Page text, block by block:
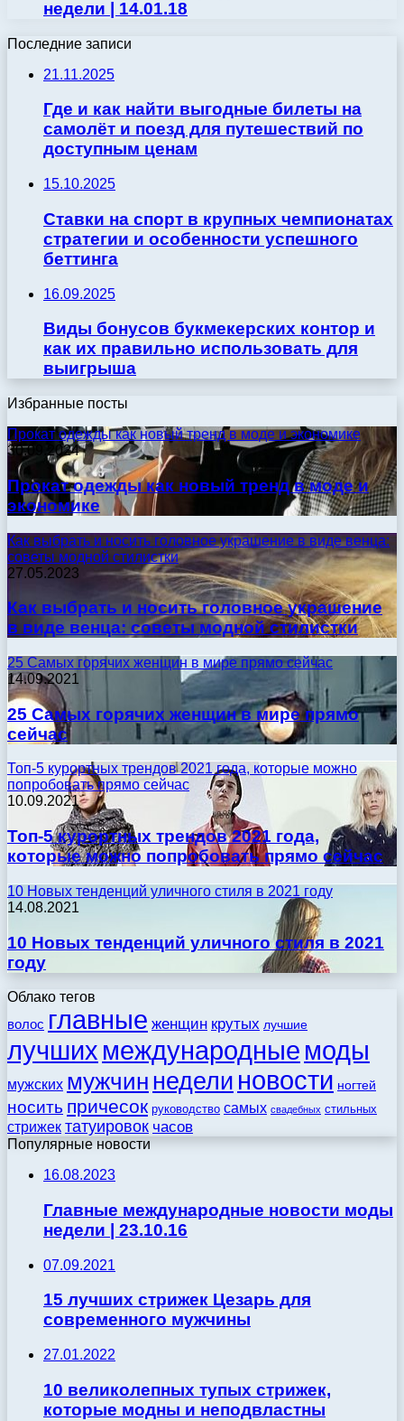
недели | 14.01.18
Последние записи
21.11.2025
Где и как найти выгодные билеты на
самолёт и поезд для путешествий по
доступным ценам
15.10.2025
Ставки на спорт в крупных чемпионатах
стратегии и особенности успешного
беттинга
16.09.2025
Виды бонусов букмекерских контор и
как их правильно использовать для
выигрыша
Избранные посты
Прокат одежды как новый тренд в моде и экономике
30.09.2024
Прокат одежды как новый тренд в моде и
экономике
Как выбрать и носить головное украшение в виде венца:
советы модной стилистки
27.05.2023
Как выбрать и носить головное украшение
в виде венца: советы модной стилистки
25 Самых горячих женщин в мире прямо сейчас
14.09.2021
25 Самых горячих женщин в мире прямо
сейчас
Топ-5 курортных трендов 2021 года, которые можно
попробовать прямо сейчас
10.09.2021
Топ-5 курортных трендов 2021 года,
которые можно попробовать прямо сейчас
10 Новых тенденций уличного стиля в 2021 году
14.08.2021
10 Новых тенденций уличного стиля в 2021
году
Облако тегов
волос главные женщин крутых лучшие
лучших международные моды
мужских мужчин недели новости ногтей
носить причесок руководство самых свадебных стильных
стрижек татуировок часов
Популярные новости
16.08.2023
Главные международные новости моды
недели | 23.10.16
07.09.2021
15 лучших стрижек Цезарь для
современного мужчины
27.01.2022
10 великолепных тупых стрижек,
которые модны и неподвластны